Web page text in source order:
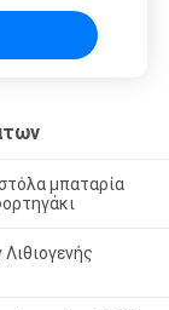
μπαταρία